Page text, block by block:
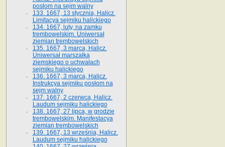
posłom na sejm walny
133. 1667, 13 stycznia, Halicz.
Limitacya sejmiku halickiego
134. 1667, luty, na zamku
trembowelskim. Uniwersał
ziemian trembowelskich
135. 1667, 3 marca, Halicz.
Uniwersał marszałka
ziemskiego o uchwałach
sejmiku halickiego
136. 1667, 3 marca, Halicz.
Instrukcya sejmiku posłom na
sejm walny
137. 1667, 2 czerwca, Halicz.
Laudum sejmiku halickiego
138. 1667, 27 lipca, w grodzie
trembowelskim. Manifestacya
ziemian trembowelskich
139. 1667, 13 września, Halicz.
Laudum sejmiku halickiego